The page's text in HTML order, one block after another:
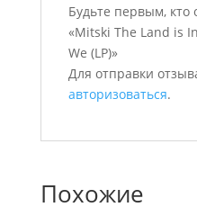
Будьте первым, кто
«Mitski The Land is
We (LP)»
Для отправки
авторизоваться.
Похожие